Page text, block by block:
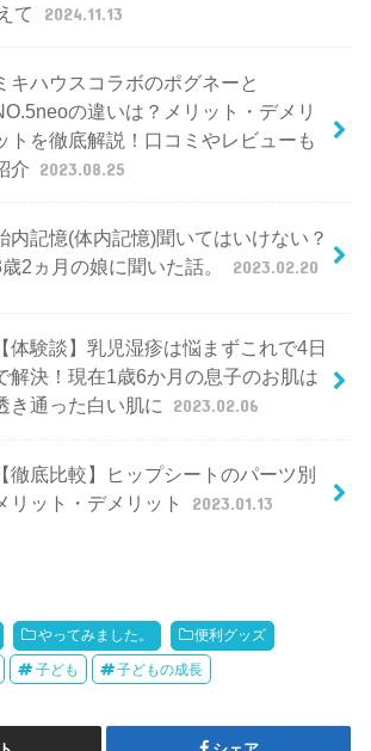
て
2024.11.13
キハウスコラボのポグネーと
の違いは？メリット・デメリ
トを徹底解説！口コミやレビューも
介 2023.08.25
内記憶(体内記憶)聞いてはいけない？
2ヵ月の娘に聞いた話。
2023.02.20
【体験談】乳児湿疹は悩まずこれで4日
解決！現在1歳6か月の息子のお肌は
き通った白い肌に
2023.02.06
【徹底比較】ヒップシートのパーツ別
リット・デメリット
2023.01.13
やってみました。 便利グッズ
子ども 子どもの成長